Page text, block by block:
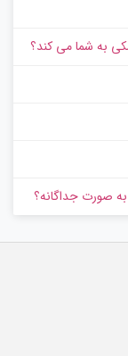
به شما می کند؟
صورت جداگانه؟